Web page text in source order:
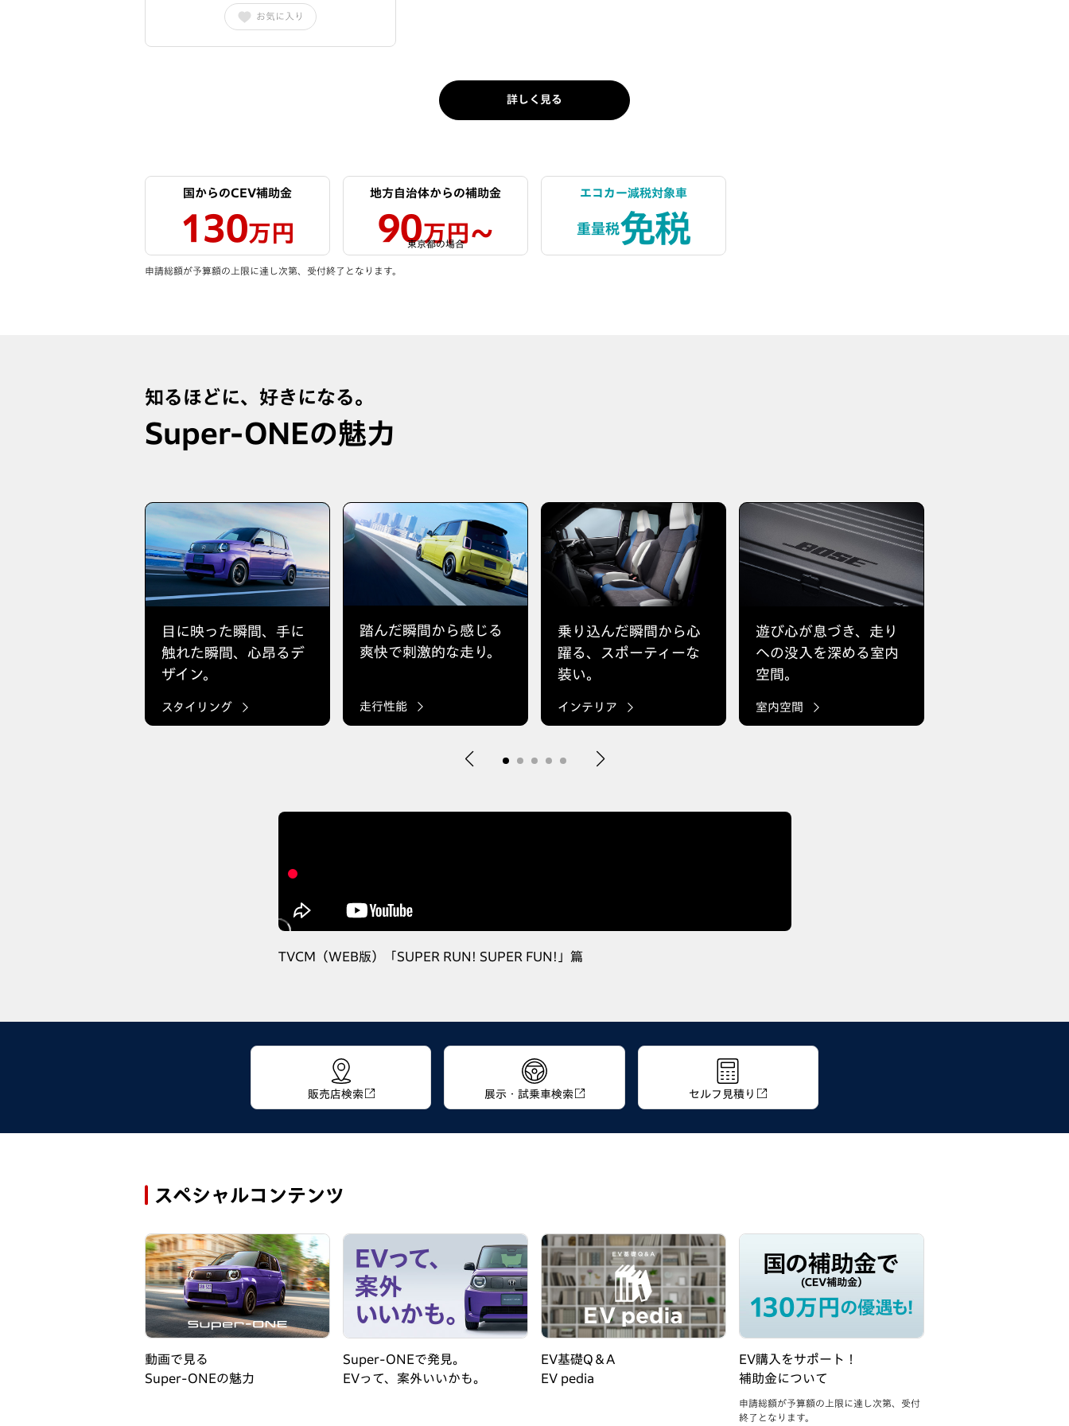
お気に入り
詳しく見る
国からのCEV補助金
130万円
申請総額が予算額の上限に達し次第、受付終了となります。
地方自治体からの補助金
90万円〜
東京都の場合
エコカー減税対象車
重量税免税
知るほどに、好きになる。
Super-ONEの魅力
目に映った瞬間、手に
触れた瞬間、心昂るデ
ザイン。
スタイリング
踏んだ瞬間から感じる
爽快で刺激的な走り。
走行性能
乗り込んだ瞬間から心
躍る、スポーティーな
装い。
インテリア
遊び心が息づき、走り
への没入を深める室内
空間。
室内空間
TVCM（WEB版）「SUPER RUN! SUPER FUN!」篇
販売店検索 展示・試乗車検索 セルフ 見積り
スペシャルコンテンツ
動画で見る
Super-ONEの魅力
Super-ONEで発見。
EVって、案外いいかも。
EV基礎Q＆A
EV pedia
EV購入をサポート！
補助金について
申請総額が予算額の上限に達し次第、受付
終了となります。